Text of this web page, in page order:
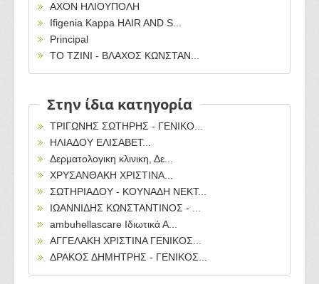
AXON ΗΛΙΟΥΠΟΛΗ
Ifigenia Kappa HAIR AND S...
Principal
ΤΟ ΤΖΙΝΙ - ΒΛΑΧΟΣ ΚΩΝΣΤΑΝ...
Στην ίδια κατηγορία
ΤΡΙΓΩΝΗΣ ΣΩΤΗΡΗΣ - ΓΕΝΙΚΟ...
ΗΛΙΑΔΟΥ ΕΛΙΣΑΒΕΤ...
Δερματολογικη κλινικη, Δε...
ΧΡΥΣΑΝΘΑΚΗ ΧΡΙΣΤΙΝΑ...
ΣΩΤΗΡΙΑΔΟΥ - ΚΟΥΝΑΔΗ ΝΕΚΤ...
ΙΩΑΝΝΙΔΗΣ ΚΩΝΣΤΑΝΤΙΝΟΣ - ...
ambuhellascare Ιδιωτικά Α...
ΑΓΓΕΛΑΚΗ ΧΡΙΣΤΙΝΑ ΓΕΝΙΚΟΣ...
ΔΡΑΚΟΣ ΔΗΜΗΤΡΗΣ - ΓΕΝΙΚΟΣ...